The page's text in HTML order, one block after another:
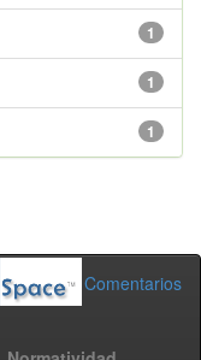
1
1
1
Comentarios